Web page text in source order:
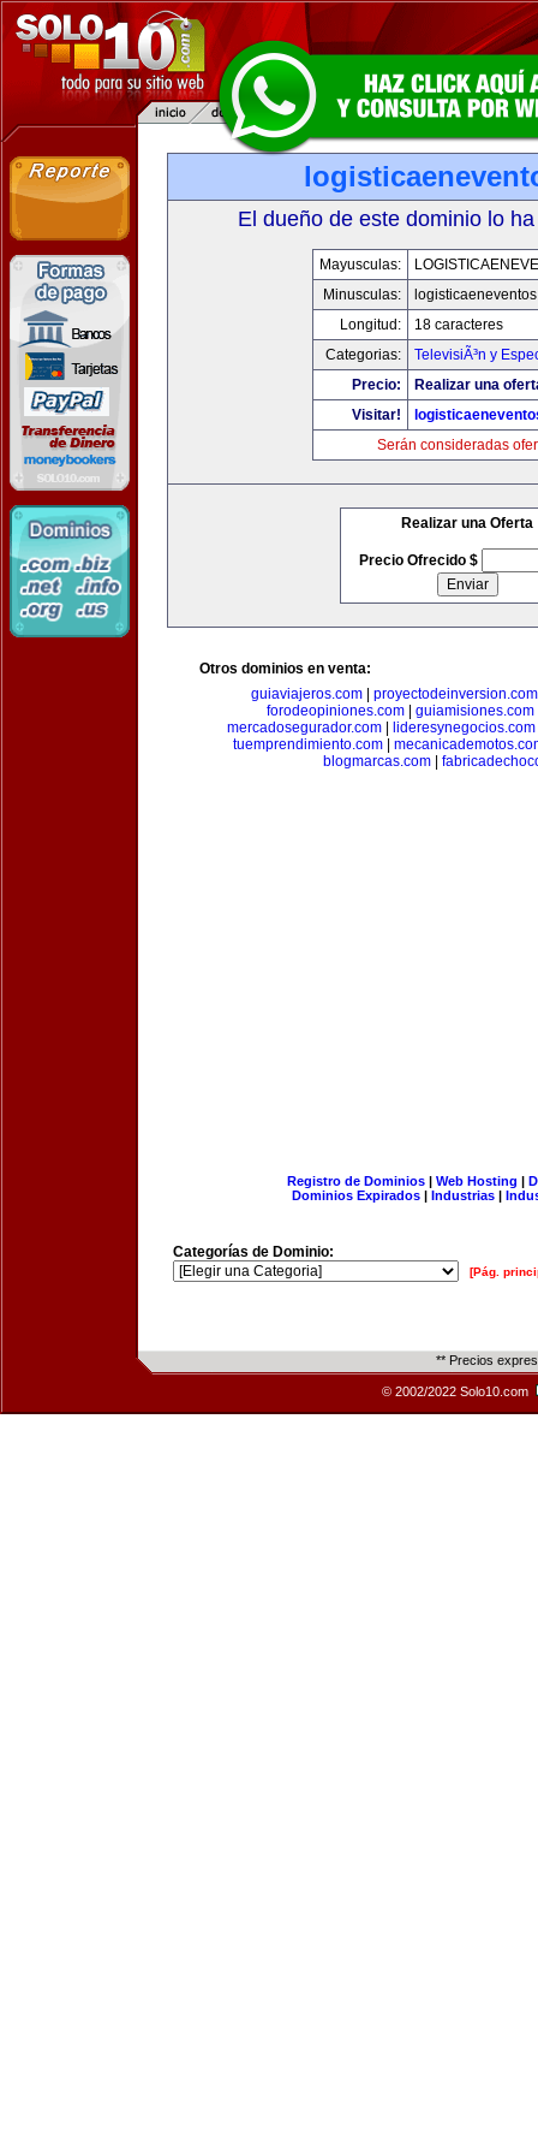
El dueño de este dominio lo
Mayusculas:
Minusculas:
Longitud:
18 caracteres
Categorias:
TelevisiÃ³n y
Precio:
Realizar una
Visitar!
Serán consideradas
Realizar una Oferta
Precio Ofrecido $
Otros dominios en venta:
guiaviajeros.com| proyectodeinversion.com
forodeopiniones.com
guiamisiones.com
mercadosegurador.com
lideresynegocios.com
tuemprendimiento.com
blogmarcas.com|
Registro de Dominios| Web Hosting |
Dominios Expirados | Industrias |
Categorías de Dominio:
[Pág.
** Precios
© 2002/2022 Solo10.com